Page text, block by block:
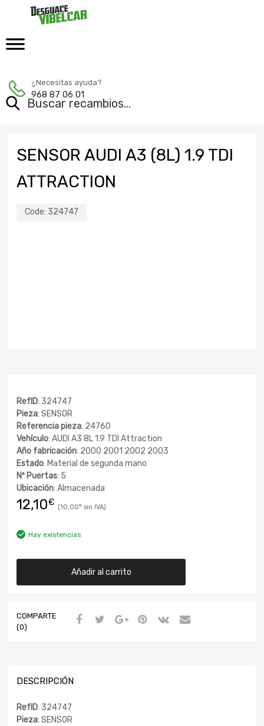
¿Necesitas ayuda?
968 87 06 01
SENSOR AUDI A3 (8L) 1.9 TDI
ATTRACTION
Code: 324747
RefID: 324747
Pieza: SENSOR
Referencia pieza: 24760
Vehículo: AUDI A3 8L 1.9 TDI Attraction
Año fabricación: 2000 2001 2002 2003
Estado: Material de segunda mano
Nº Puertas: 5
Ubicación: Almacenada
12,10€ 10,00€
Hay existencias
Añadir al carrito
COMPARTE
(0)
DESCRIPCIÓN
RefID: 324747
Pieza: SENSOR